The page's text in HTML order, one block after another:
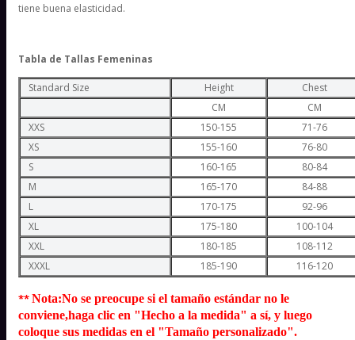
tiene buena elasticidad.
Tabla de Tallas Femeninas
Standard Size Height
Chest
CM
CM
XXS
150-155
71-76
XS
155-160
76-80
S
160-165
80-84
M
165-170
84-88
L
170-175
92-96
XL
175-180
100-104
XXL
180-185
108-112
XXXL
185-190 116-120
**Nota:No se preocupe si el tamaño estándar no le
conviene,haga clic en "Hecho a la medida" a sí, y luego
coloque sus medidas en el "Tamaño personalizado".